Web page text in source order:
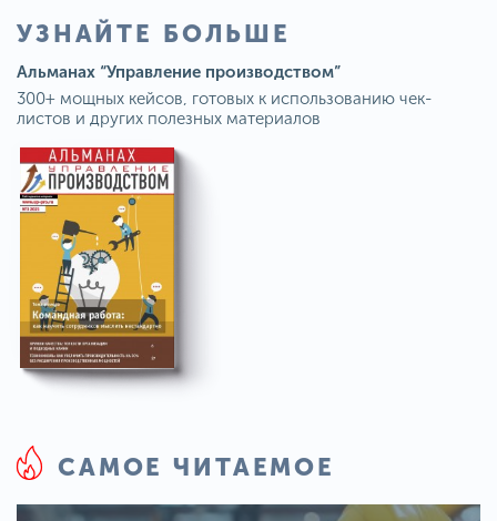
УЗНАЙТЕ БОЛЬШЕ
Альманах “Управление производством”
300+ мощных кейсов, готовых к использованию чек-
листов и других полезных материалов
САМОЕ ЧИТАЕМОЕ